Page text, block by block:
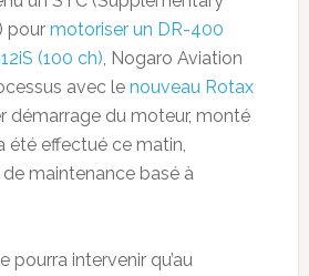
pour motoriser un DR-400
(100 ch) , Nogaro Aviation
avec le nouveau Rotax
démarrage du moteur, monté
été effectué ce matin,
de maintenance basé à
pourra intervenir qu’au